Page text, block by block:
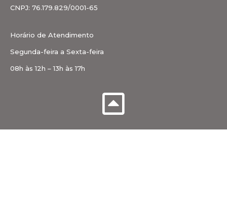
CNPJ: 76.179.829/0001-65
Horário de Atendimento
Segunda-feira a Sexta-feira
08h às 12h – 13h às 17h